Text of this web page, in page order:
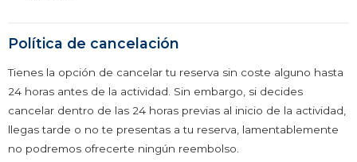
Política de cancelación
Tienes la opción de cancelar tu reserva sin coste alguno hasta
24 horas antes de la actividad. Sin embargo, si decides
cancelar dentro de las 24 horas previas al inicio de la actividad,
llegas tarde o no te presentas a tu reserva, lamentablemente
no podremos ofrecerte ningún reembolso.